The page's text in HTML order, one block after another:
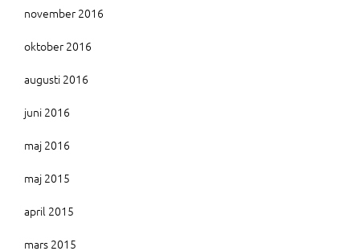
november 2016
oktober 2016
augusti 2016
juni 2016
maj 2016
maj 2015
april 2015
mars 2015